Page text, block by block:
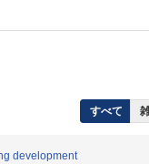
すべて
development